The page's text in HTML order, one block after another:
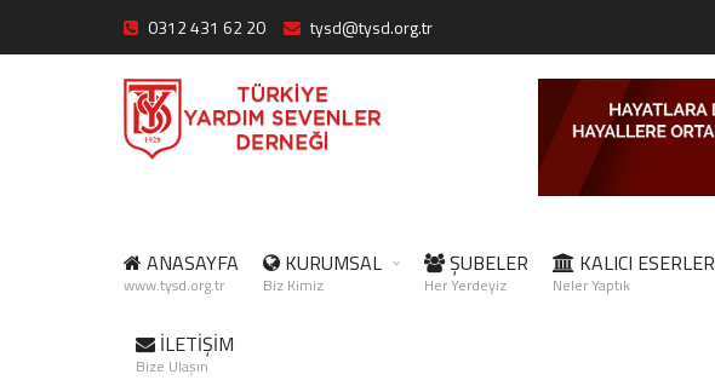
0312 431 62 20 tysd@tysd.org.tr
ANASAYFA
www.tysd.org.tr
KURUMSAL
Biz Kimiz
ŞUBELER
Her Yerdeyiz
KALICI ESERLER
Neler Yaptık
İLETİŞİM
Bize Ulaşın